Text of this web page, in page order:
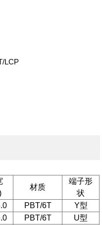
LCP
材质
端子形
状
PBT/6T
Y型
PBT/6T
U型